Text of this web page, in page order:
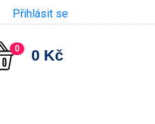
Přihlásit se
0 0 Kč